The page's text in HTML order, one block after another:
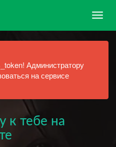
Администратору
на сервисе
к тебе на